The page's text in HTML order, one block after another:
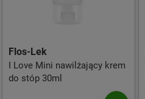
Flos-Lek
I Love Mini nawilżający krem
do stóp 30ml